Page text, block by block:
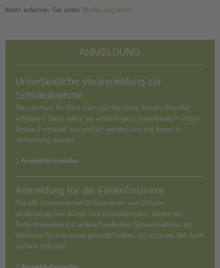
Mehr erfahren Sie unter Stellenangebote
ANMELDUNG
Unverbindliche Voranmeldung zur
Schulaufnahme
Sie möchten Ihr Kind auch auf die Freie Schule Glonntal
schicken? Dann füllen sie einfach ganz unverbindlich unser
Online-Formular aus und wir werden uns mit Ihnen in
Verbindung setzen.
Anmeldeformular
Anmeldung für die Ferienfreizeiten
Für alle interessierten Schülerinnen und Schüler,
unabhängig von Schul- und Ausbildungsart, bieten wir
Ferienfreizeiten mit unterschiedlichen Schwerpunkten an.
Wenn wir Ihr Interesse geweckt haben, so schauen Sie doch
einfach mal rein!